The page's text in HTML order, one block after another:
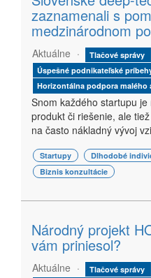
zaznamenali s
medzinárodnom
Aktuálne
Tlačové správy
Úspešné podnikateľské
Horizontálna podpora malého
Snom každého startupu
produkt či riešenie, ale
na často nákladný vývoj
Startupy Dlhodobé
Biznis konzultácie
Národný projekt
vám priniesol?
Aktuálne
Tlačové správy